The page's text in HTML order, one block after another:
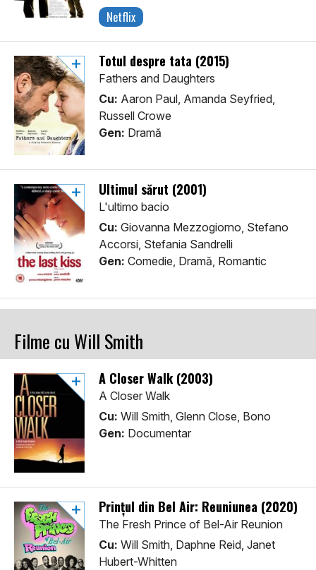
Netflix
Totul despre tata (2015)
Fathers and Daughters
Cu: Aaron Paul, Amanda Seyfried,
Russell Crowe
Gen: Dramă
Ultimul sărut (2001)
L'ultimo bacio
Cu: Giovanna Mezzogiorno, Stefano
Accorsi, Stefania Sandrelli
Gen: Comedie, Dramă, Romantic
Filme cu Will Smith
A Closer Walk (2003)
A Closer Walk
Cu: Will Smith, Glenn Close, Bono
Gen: Documentar
Prințul din Bel Air: Reuniunea (2020)
The Fresh Prince of Bel-Air Reunion
Cu: Will Smith, Daphne Reid, Janet
Hubert-Whitten